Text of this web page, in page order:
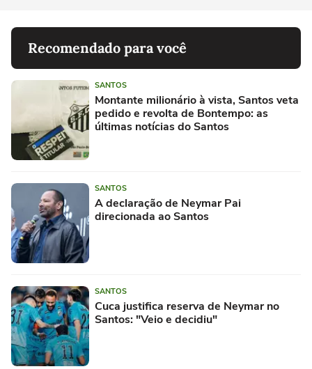
Recomendado para você
SANTOS
Montante milionário à vista, Santos veta
pedido e revolta de Bontempo: as
últimas notícias do Santos
SANTOS
A declaração de Neymar Pai
direcionada ao Santos
SANTOS
Cuca justifica reserva de Neymar no
Santos: "Veio e decidiu"